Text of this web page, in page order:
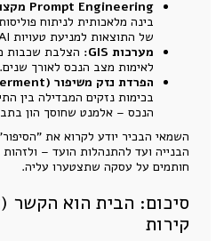
Prompt Engineering מקצועי:
בינה מלאכותית לניתוח
של התוצאות למניעת טעויות AI.
מערכות GIS:
הצלבת שכבות
לאימות מצב הנכס לאורך שנים.
הפרדת נזק משיפור (Betterment):
בכימות נזקים המבדילה בין
הנכס – אלמנט שחוסך הון
השמאי הבכיר יודע לקרוא את
הבנייה ועד להתנהלות הועד –
חותמים על עסקה שתצטערו עליה.
קירות